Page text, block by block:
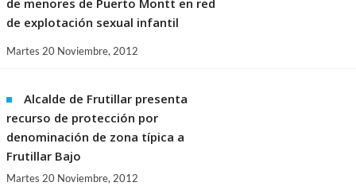
de explotación sexual infantil
Martes 20 Noviembre, 2012
Alcalde de Frutillar presenta
recurso de protección por
denominación de zona típica a
Frutillar Bajo
Martes 20 Noviembre, 2012